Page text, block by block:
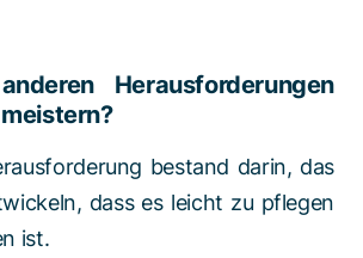
Herausforderungen
bestand darin, das
dass es leicht zu pflegen
ist.